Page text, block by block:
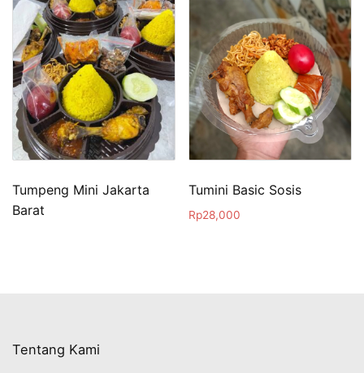
Tumpeng Mini Jakarta
Barat
Tumini Basic Sosis
Rp28,000
Tentang Kami